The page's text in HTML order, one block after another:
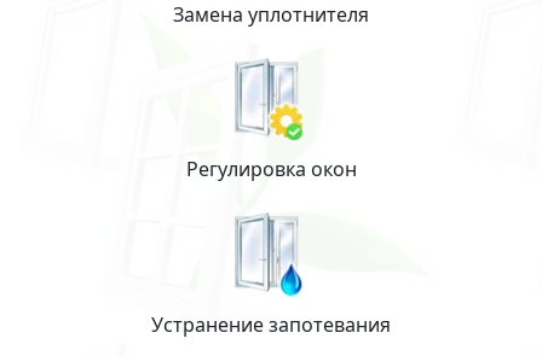
Замена уплотнителя
Регулировка окон
Устранение запотевания